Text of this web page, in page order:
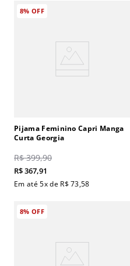
8% OFF
Pijama Feminino Capri Manga
Curta Georgia
R$ 399,90
R$367,91
Em até5x de R$ 73,58
8% OFF